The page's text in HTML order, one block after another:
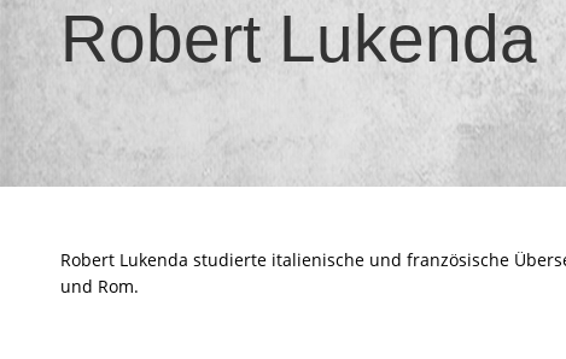
Robert Lukenda
Robert Lukenda studierte italienische und französische
und Rom.